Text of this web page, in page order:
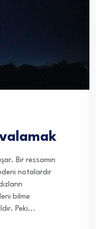
Bir ressamın
notalardır
bilme
Peki...